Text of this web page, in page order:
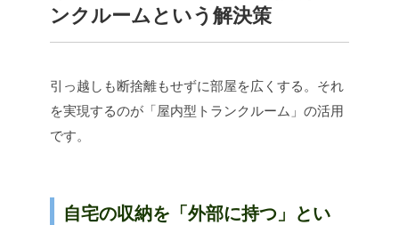
ンクルームという解決策
引っ越しも断捨離もせずに部屋を広くする。それ
を実現するのが「屋内型トランクルーム」の活用
です。
自宅の収納を「外部に持つ」とい